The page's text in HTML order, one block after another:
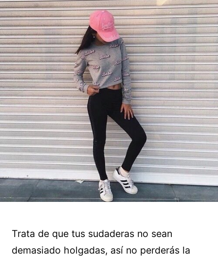
Trata de que tus sudaderas no sean
demasiado holgadas, así no perderás la